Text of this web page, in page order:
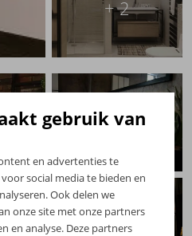
gebruik van
en advertenties te
social media te bieden en
Ook delen we
onze site met onze partners
en analyse. Deze partners
+ 2